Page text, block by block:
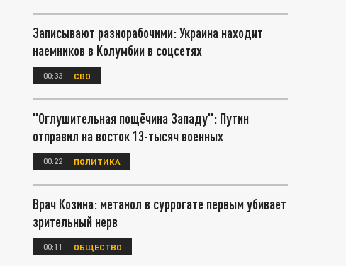
Записывают разнорабочими: Украина находит
наемников в Колумбии в соцсетях
00:33 СВО
"Оглушительная пощёчина Западу": Путин
отправил на восток 13-тысяч военных
00:22 ПОЛИТИКА
Врач Козина: метанол в суррогате первым убивает
зрительный нерв
00:11 ОБЩЕСТВО